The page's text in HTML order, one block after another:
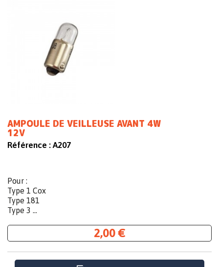
AMPOULE DE VEILLEUSE AVANT 4W
12V
Référence : A207
Pour :
Type 1 Cox
Type 181
Type 3 ...
2,00 €